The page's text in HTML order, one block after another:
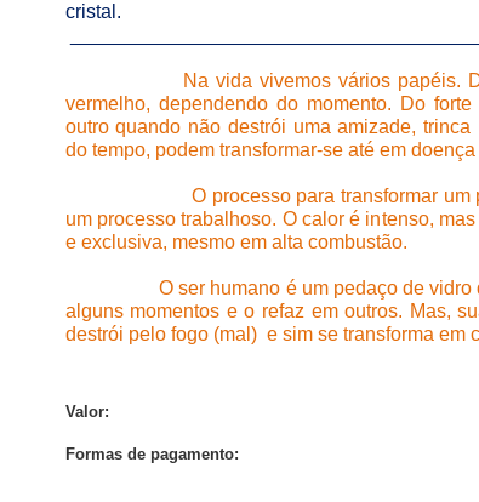
cristal.
Na vida vivemos vários papéis.
vermelho, dependendo do momento. Do
outro quando não destrói uma amizade,
do tempo, podem transformar-se até em
O processo para transformar
um processo trabalhoso. O calor é intenso,
e exclusiva, mesmo em alta combustão.
O ser humano é um pedaço de
alguns momentos e o refaz em outros. Mas,
destrói pelo fogo (mal) e sim se transforma em
Valor:
Formas de pagamento: